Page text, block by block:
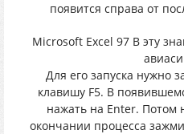
появится справа от
Microsoft Excel 97 В эту
Для его запуска нужно
клавишу F5. В
нажать на Enter. Потом
окончании процесса